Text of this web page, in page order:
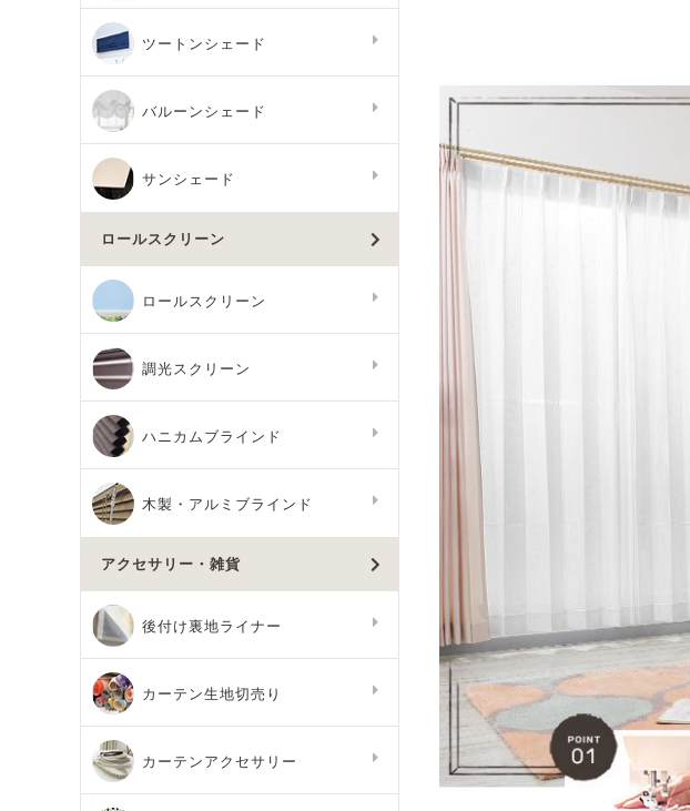
ツートンシェード
バルーンシェード
サンシェード
ロールスクリーン
ロールスクリーン
調光スクリーン
ハニカムブラインド
木製・アルミブラインド
アクセサリー・雑貨
後付け裏地ライナー
カーテン生地切売り
カーテンアクセサリー